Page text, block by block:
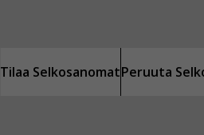
Tilaa SelkosanomatPeruuta